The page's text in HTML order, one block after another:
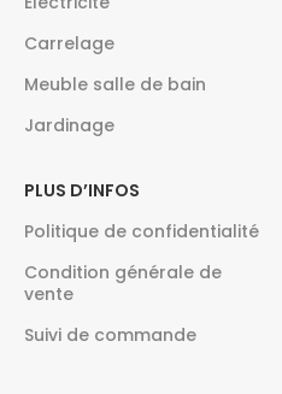
Carrelage
Meuble salle de bain
Jardinage
PLUS D’INFOS
Politique de confidentialité
Condition générale de
vente
Suivi de commande